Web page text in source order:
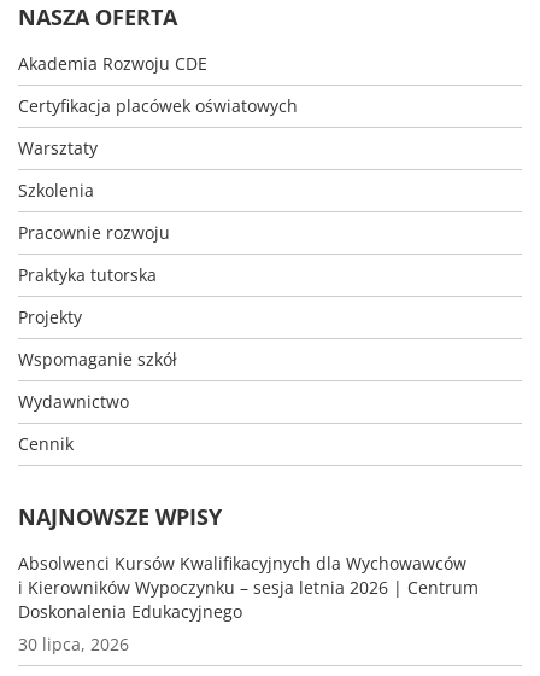
NASZA OFERTA
Akademia Rozwoju CDE
Certyfikacja placówek oświatowych
Warsztaty
Szkolenia
Pracownie rozwoju
Praktyka tutorska
Projekty
Wspomaganie szkół
Wydawnictwo
Cennik
NAJNOWSZE WPISY
Absolwenci Kursów Kwalifikacyjnych dla Wychowawców
i Kierowników Wypoczynku – sesja letnia 2026 | Centrum
Doskonalenia Edukacyjnego
30 lipca, 2026